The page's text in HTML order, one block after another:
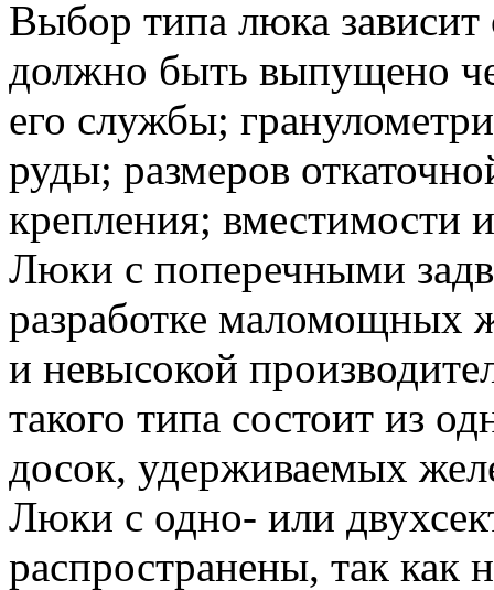
Выбор типа люка зависит
должно быть выпущено
его службы;
руды; размеров
крепления; вместимости
Люки с поперечными
разработке маломощных
и невысокой
такого типа состоит из
досок, удерживаемых
Люки с одно- или
распространены, так как